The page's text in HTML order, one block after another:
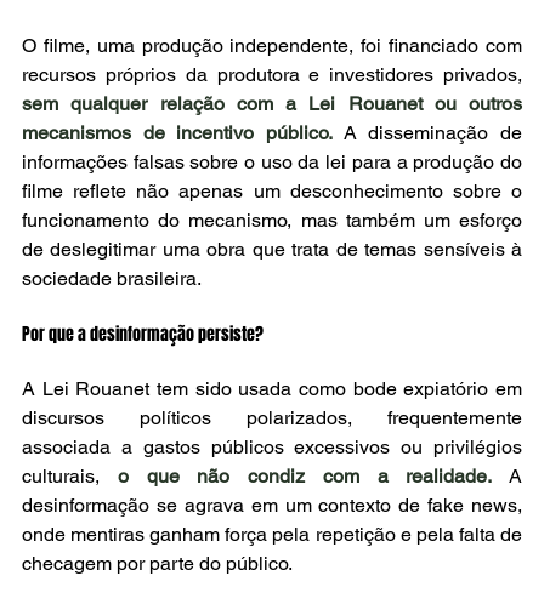
O filme, uma produção independente, foi financiado com
sem qualquer relação com a Lei Rouanet ou outros
mecanismos de incentivo público. A disseminação de
informações falsas sobre o uso da lei para a produção do
filme reflete não apenas um desconhecimento sobre o
funcionamento do mecanismo, mas também um esforço
de deslegitimar uma obra que trata de temas sensíveis à
sociedade brasileira.
Por que a desinformação persiste?
A Lei Rouanet tem sido usada como bode expiatório em
discursos políticos polarizados, frequentemente
associada a gastos públicos excessivos ou privilégios
culturais,
o que não condiz com a realidade. A
desinformação se agrava em um contexto de fake news,
onde mentiras ganham força pela repetição e pela falta de
checagem por parte do público.